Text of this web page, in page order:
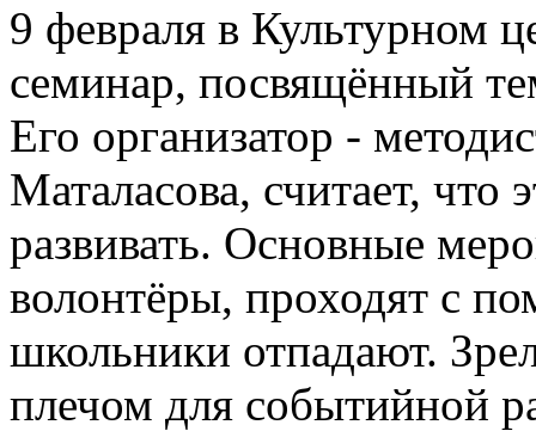
9 февраля в Культурном
семинар, посвящённый
Его организатор -
Маталасова, считает, что
развивать. Основные
волонтёры, проходят с
школьники отпадают.
плечом для событийной